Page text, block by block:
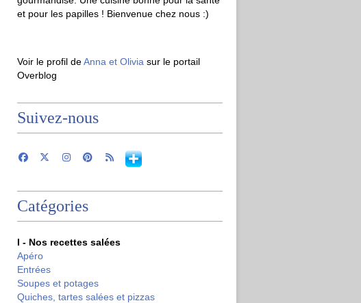
et pour les papilles ! Bienvenue chez nous :)
Voir le profil deAnna et Olivia sur le portail
Overblog
Suivez-nous
Catégories
I - Nos recettes salées
Apéro
Entrées
Soupes et potages
Quiches, tartes salées et pizzas